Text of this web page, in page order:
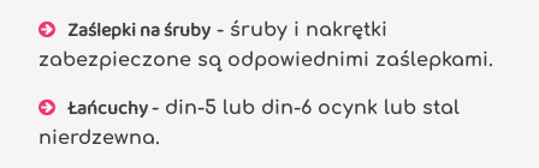
Zaślepki na śruby - śruby i nakrętki
zabezpieczone są odpowiednimi zaślepkami.
Łańcuchy- din-5 lub din-6 ocynk lub stal
nierdzewna.